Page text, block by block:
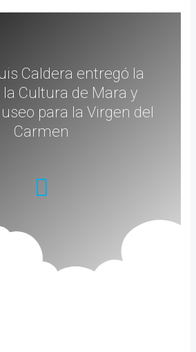
Caldera entregó la
la Cultura de Mara y
para la Virgen del
Carmen